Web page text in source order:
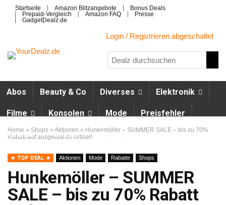
Startseite Amazon Blitzangebote
Bonus Deals
Prepaid-Vergleich
Amazon FAQ
Presse
GadgetDealz.de
Login / Registrieren abgeschaltet
Abos Beauty & Co Diverses Elektronik
Filme Konsolen Mode Preisfehler
Reisen Shops Outlets
Home » Shops » Aktionen » Hunkemöller – SUMMER SALE – bis zu 70%
Rabatt auf ausgewählte Artikel!
TOP DEAL Aktionen Mode Rabatte Shops
Hunkemöller – SUMMER
SALE – bis zu 70% Rabatt